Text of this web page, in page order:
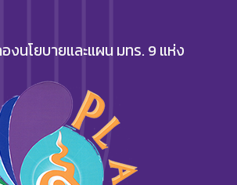
งนโยบายและแผน มทร. 9 แห่ง